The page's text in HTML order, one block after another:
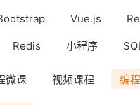
Vue.js
Redis 小程序
uni-app
微课 视频课程 编